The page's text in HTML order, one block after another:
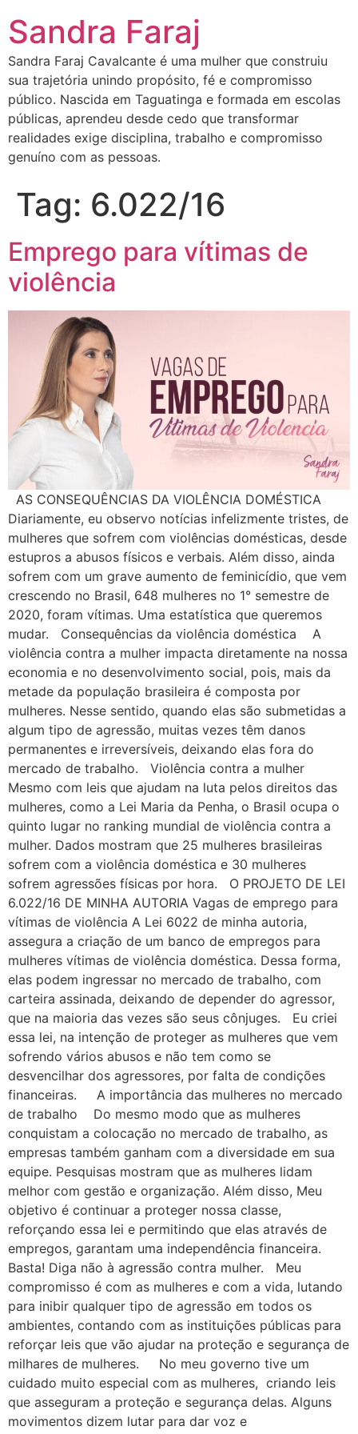
Sandra Faraj
Sandra Faraj Cavalcante é uma mulher que construiu
sua trajetória unindo propósito, fé e compromisso
público. Nascida em Taguatinga e formada em escolas
públicas, aprendeu desde cedo que transformar
realidades exige disciplina, trabalho e compromisso
genuíno com as pessoas.
Tag: 6.022/16
Emprego para vítimas de
violência
AS CONSEQUÊNCIAS DA VIOLÊNCIA DOMÉSTICA
Diariamente, eu observo notícias infelizmente tristes, de
mulheres que sofrem com violências domésticas, desde
estupros a abusos físicos e verbais. Além disso, ainda
sofrem com um grave aumento de feminicídio, que vem
crescendo no Brasil, 648 mulheres no 1° semestre de
2020, foram vítimas. Uma estatística que queremos
mudar. Consequências da violência doméstica A
violência contra a mulher impacta diretamente na nossa
economia e no desenvolvimento social, pois, mais da
metade da população brasileira é composta por
mulheres. Nesse sentido, quando elas são submetidas a
algum tipo de agressão, muitas vezes têm danos
permanentes e irreversíveis, deixando elas fora do
mercado de trabalho. Violência contra a mulher
Mesmo com leis que ajudam na luta pelos direitos das
mulheres, como a Lei Maria da Penha, o Brasil ocupa o
quinto lugar no ranking mundial de violência contra a
mulher. Dados mostram que 25 mulheres brasileiras
sofrem com a violência doméstica e 30 mulheres
sofrem agressões físicas por hora. O PROJETO DE LEI
6.022/16 DE MINHA AUTORIA Vagas de emprego para
vítimas de violência A Lei 6022 de minha autoria,
assegura a criação de um banco de empregos para
mulheres vítimas de violência doméstica. Dessa forma,
elas podem ingressar no mercado de trabalho, com
carteira assinada, deixando de depender do agressor,
que na maioria das vezes são seus cônjuges. Eu criei
essa lei, na intenção de proteger as mulheres que vem
sofrendo vários abusos e não tem como se
desvencilhar dos agressores, por falta de condições
financeiras. A importância das mulheres no mercado
de trabalho Do mesmo modo que as mulheres
conquistam a colocação no mercado de trabalho, as
empresas também ganham com a diversidade em sua
equipe. Pesquisas mostram que as mulheres lidam
melhor com gestão e organização. Além disso, Meu
objetivo é continuar a proteger nossa classe,
reforçando essa lei e permitindo que elas através de
empregos, garantam uma independência financeira.
Basta! Diga não à agressão contra mulher. Meu
compromisso é com as mulheres e com a vida, lutando
para inibir qualquer tipo de agressão em todos os
ambientes, contando com as instituições públicas para
reforçar leis que vão ajudar na proteção e segurança de
milhares de mulheres. No meu governo tive um
cuidado muito especial com as mulheres, criando leis
que asseguram a proteção e segurança delas. Alguns
movimentos dizem lutar para dar voz e